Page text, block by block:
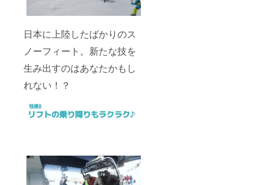
日本に上陸したばかりのス
ノーフィート。新たな技を
生み出すのはあなたかもし
れない！？